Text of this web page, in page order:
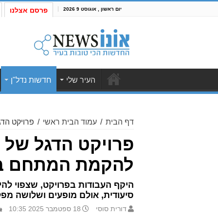
יום ראשון , אוגוסט 9 2026 פרסם אצלנו
העיר שלי חדשות נדל"ן
דף הבית / עמוד הבית ראשי / פרויקט
פרויקט הדגל
להקמת המתחם
סיעודית, אולם מופעים ושלושה
דורית סוסי 18 ספטמבר 2025 10:35